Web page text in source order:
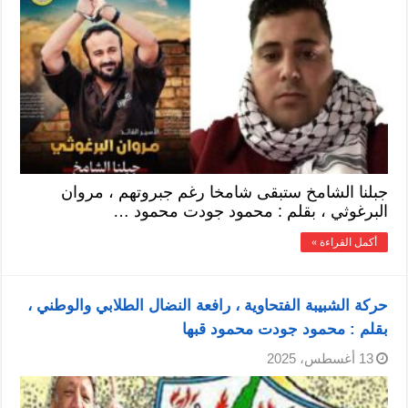
جبلنا الشامخ ستبقى شامخا رغم جبروتهم ، مروان
البرغوثي ، بقلم : محمود جودت محمود …
أكمل القراءة »
حركة الشبيبة الفتحاوية ، رافعة النضال الطلابي والوطني ،
بقلم : محمود جودت محمود قبها
13 أغسطس، 2025